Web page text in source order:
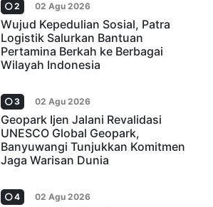
2 02 Agu 2026
Wujud Kepedulian Sosial, Patra
Logistik Salurkan Bantuan
Pertamina Berkah ke Berbagai
Wilayah Indonesia
3 02 Agu 2026
Geopark Ijen Jalani Revalidasi
UNESCO Global Geopark,
Banyuwangi Tunjukkan Komitmen
Jaga Warisan Dunia
4 02 Agu 2026